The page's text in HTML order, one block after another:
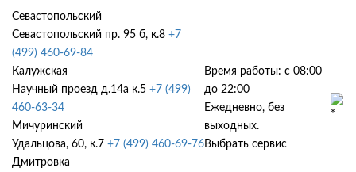
Севастопольский
Севастопольский пр. 95 б, к.8 +7
(499) 460-69-84
Калужская
Научный проезд д.14а к.5 +7 (499)
460-63-34
Мичуринский
Удальцова, 60, к.7 +7 (499) 460-69-76
Дмитровка
Время работы: с 08:00
до 22:00
Ежедневно, без
выходных.
Выбрать сервис